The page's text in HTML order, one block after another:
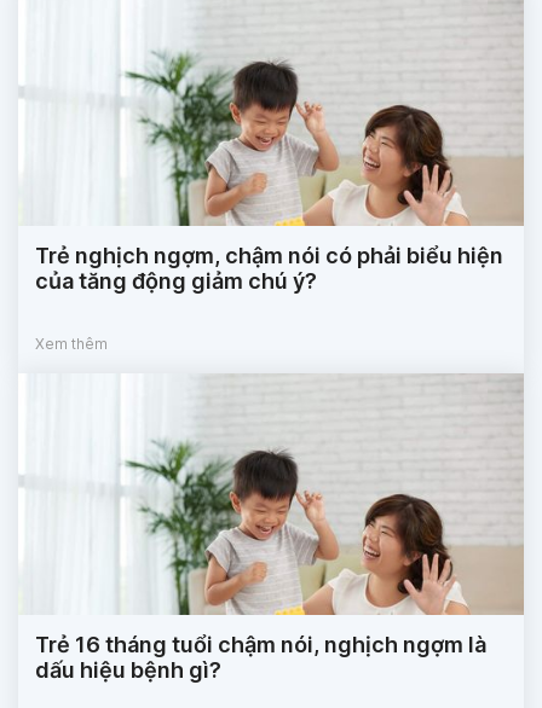
Trẻ nghịch ngợm, chậm nói có phải biểu hiện
của tăng động giảm chú ý?
Xem thêm
Trẻ 16 tháng tuổi chậm nói, nghịch ngợm là
dấu hiệu bệnh gì?